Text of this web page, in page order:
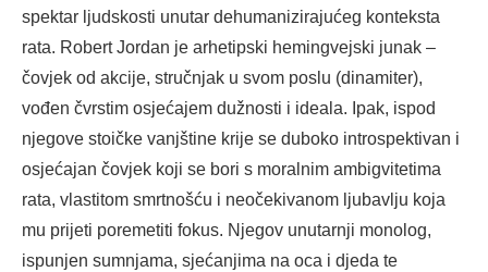
spektar ljudskosti unutar dehumanizirajućeg konteksta
rata. Robert Jordan je arhetipski hemingvejski junak –
čovjek od akcije, stručnjak u svom poslu (dinamiter),
vođen čvrstim osjećajem dužnosti i ideala. Ipak, ispod
njegove stoičke vanjštine krije se duboko introspektivan i
osjećajan čovjek koji se bori s moralnim ambigvitetima
rata, vlastitom smrtnošću i neočekivanom ljubavlju koja
mu prijeti poremetiti fokus. Njegov unutarnji monolog,
ispunjen sumnjama, sjećanjima na oca i djeda te